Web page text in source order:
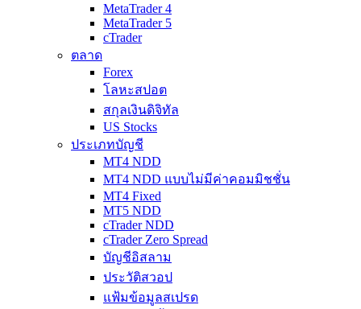
MetaTrader 4
MetaTrader 5
cTrader
ตลาด
Forex
โลหะสปอต
สกุลเงินดิจิทัล
US Stocks
ประเภทบัญชี
MT4 NDD
MT4 NDD แบบไม่มีค่าคอมมิชชั่น
MT4 Fixed
MT5 NDD
cTrader NDD
cTrader Zero Spread
บัญชีอิสลาม
ประวัติสวอป
แฟ้มข้อมูลสเปรด